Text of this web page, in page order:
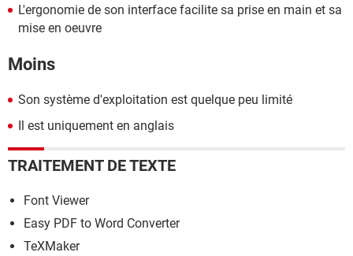
L'ergonomie de son interface facilite sa prise en main et sa
mise en oeuvre
Moins
Son système d'exploitation est quelque peu limité
Il est uniquement en anglais
TRAITEMENT DE TEXTE
Font Viewer
Easy PDF to Word Converter
TeXMaker